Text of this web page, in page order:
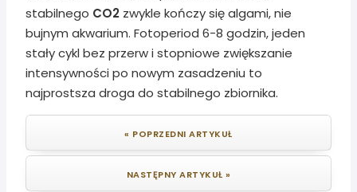
stabilnego CO2 zwykle kończy się algami, nie
bujnym akwarium. Fotoperiod 6-8 godzin, jeden
stały cykl bez przerw i stopniowe zwiększanie
intensywności po nowym zasadzeniu to
najprostsza droga do stabilnego zbiornika.
« POPRZEDNI ARTYKUŁ
NASTĘPNY ARTYKUŁ »